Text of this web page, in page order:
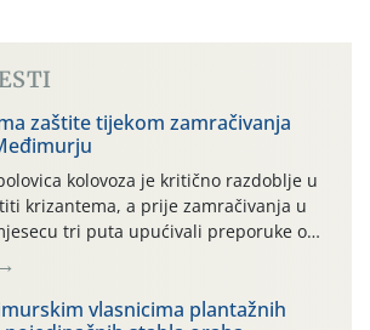
zaštite tijekom zamračivanja
kolovoza je kritično razdoblje u
krizantema, a prije zamračivanja u
tri puta upućivali preporuke o
zaštite krizantema od najčešćih
štetnika i fito-fagnih grinja (23.7., 14.7.,
ovog mjeseca je zabilježeno je
vlasnicima plantažnih